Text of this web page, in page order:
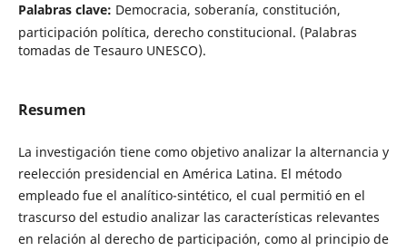
Palabras clave: Democracia, soberanía, constitución,
participación política, derecho constitucional. (Palabras
tomadas de Tesauro UNESCO).
Resumen
La investigación tiene como objetivo analizar la alternancia y
reelección presidencial en América Latina. El método
empleado fue el analítico-sintético, el cual permitió en el
trascurso del estudio analizar las características relevantes
en relación al derecho de participación, como al principio de